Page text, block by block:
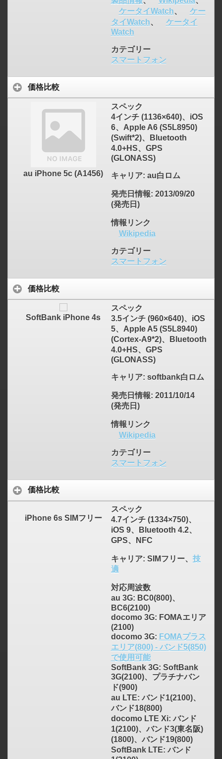
ケータイWatch、
ケー
タイWatch、
ケータイ
Watch
カテゴリー
スマートフォン
価格比較
au iPhone 5c (A1456)
スペック
4インチ (1136×640)、iOS
6、Apple A6 (S5L8950)
(Swift*2)、Bluetooth
4.0+HS、GPS
(GLONASS)
キャリア: au白ロム
発売日情報: 2013/09/20
(発売日)
情報リンク
Wikipedia
カテゴリー
スマートフォン
価格比較
SoftBank iPhone 4s
スペック
3.5インチ (960×640)、iOS
5、Apple A5 (S5L8940)
(Cortex-A9*2)、Bluetooth
4.0+HS、GPS
(GLONASS)
キャリア: softbank白ロム
発売日情報: 2011/10/14
(発売日)
情報リンク
Wikipedia
カテゴリー
スマートフォン
価格比較
iPhone 6s SIMフリー
スペック
4.7インチ (1334×750)、
iOS 9、Bluetooth 4.2、
GPS、NFC
キャリア: SIMフリー、 技
適
対応周波数
au 3G: BC0(800)、
BC6(2100)
docomo 3G: FOMAエリア
(2100)
docomo 3G: FOMAプラス
エリア(800) - バンド5(850)
で使用可能
SoftBank 3G: SoftBank
3G(2100)、プラチナバン
ド(900)
au LTE: バンド1(2100)、
バンド18(800)
docomo LTE Xi: バンド
1(2100)、バンド3(東名阪)
(1800)、バンド19(800)
SoftBank LTE: バンド
click to expand contents